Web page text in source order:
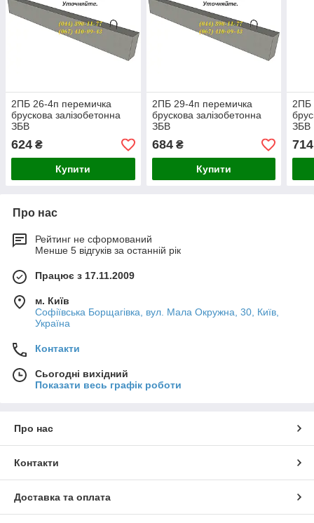
2ПБ 26-4п перемичка
брускова залізобетонна
ЗБВ
624 ₴
Купити
2ПБ 29-4п перемичка
брускова залізобетонна
ЗБВ
684₴
Купити
2ПБ
ЗБВ
714
Про нас
Рейтинг не сформований
Менше 5 відгуків за останній рік
Працює з 17.11.2009
м. Київ
Софіївська Борщагівка, вул. Мала Окружна, 30, Київ,
Україна
Контакти
Сьогодні вихідний
Показати весь графік роботи
Про нас
Контакти
Доставка та оплата